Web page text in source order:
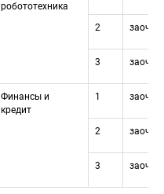
робототехника
2
3
Финансы и
кредит
1
2
3